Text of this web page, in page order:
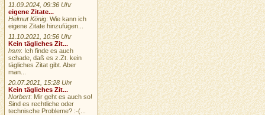
11.09.2024, 09:36 Uhr
eigene Zitate...
Helmut König: Wie kann ich
eigene Zitate hinzufügen...
11.10.2021, 10:56 Uhr
Kein tägliches Zit...
hsm: Ich finde es auch
schade, daß es z.Zt. kein
tägliches Zitat gibt. Aber
man...
20.07.2021, 15:28 Uhr
Kein tägliches Zit...
Norbert: Mir geht es auch so!
Sind es rechtliche oder
technische Probleme? :-(...